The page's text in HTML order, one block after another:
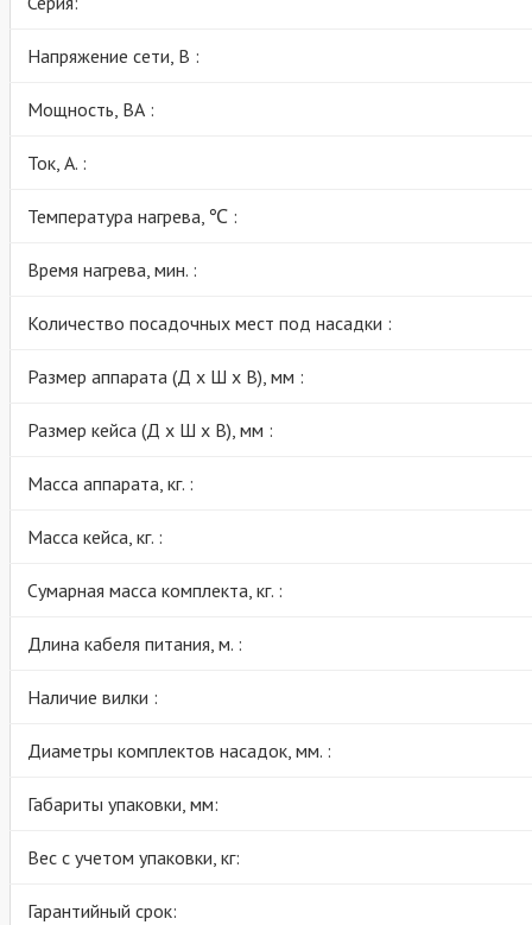
Напряжение сети, В :
Мощность, ВА :
Ток, А. :
Температура нагрева, ℃ :
Время нагрева, мин. :
Количество посадочных мест под насадки :
Размер аппарата (Д х Ш х В), мм :
Размер кейса (Д х Ш х В), мм :
Масса аппарата, кг. :
Масса кейса, кг. :
Сумарная масса комплекта, кг. :
Длина кабеля питания, м. :
Наличие вилки :
Диаметры комплектов насадок, мм. :
Габариты упаковки, мм:
Вес с учетом упаковки, кг:
Гарантийный срок: